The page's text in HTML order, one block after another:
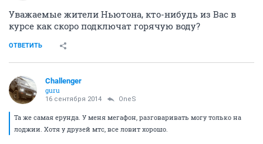
Уважаемые жители Ньютона, кто-нибудь из Вас в
курсе как скоро подключат горячую воду?
ОТВЕТИТЬ
Challenger
guru
16 сентября 2014 OneS
Та же самая ерунда. У меня мегафон, разговаривать могу только на
лоджии. Хотя у друзей мтс, все ловит хорошо.